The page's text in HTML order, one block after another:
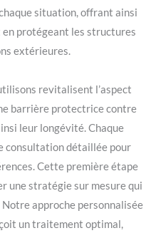
situation, offrant ainsi
protégeant les structures
extérieures.
revitalisent l’aspect
barrière protectrice contre
leur longévité. Chaque
consultation détaillée pour
Cette première étape
une stratégie sur mesure qui
approche personnalisée
un traitement optimal,